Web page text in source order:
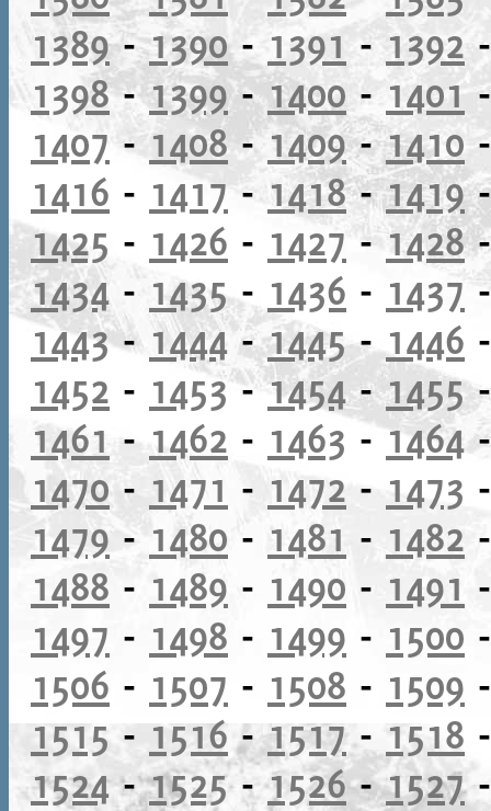
1389-1390-1391 -1392
1398-1399-1400 -1401
1407 - 1408-1409-1410
1416 - 1417-1418-1419
1425 - 1426 - 1427-1428
1434 - 1435- 1436 - 1437
1443- 1444-1445- 1446
1452 - 1453-1454-1455
1461 - 1462 - 1463 -1464
1470- 1471 - 1472 - 1473
1479-1480 - 1481 - 1482
1488 - 1489 - 1490 - 1491
1497 - 1498 - 1499 - 1500
1506 - 1507 - 1508 - 1509
1515- 1516-1517- 1518
1524-1525-1526-1527